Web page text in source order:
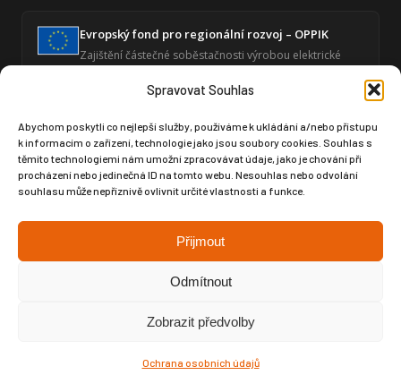
Spravovat Souhlas
Abychom poskytli co nejlepší služby, používáme k ukládání a/nebo přístupu
k informacím o zařízení, technologie jako jsou soubory cookies. Souhlas s
těmito technologiemi nám umožní zpracovávat údaje, jako je chování při
procházení nebo jedinečná ID na tomto webu. Nesouhlas nebo odvolání
souhlasu může nepříznivě ovlivnit určité vlastnosti a funkce.
Přijmout
Odmítnout
Zobrazit předvolby
Ochrana osobních údajů
Evropský fond pro regionální rozvoj – OPPIK
Zajištění částečné soběstačnosti výrobou elektrické
Zvýšení úrovně digitalizace – GLOBAL SPORT
ČUPA
Posílení digitální infrastruktury prostřednictvím
moderního softwaru pro produktový design a výrobní
dokumentaci.
Copyright © Weiron Dynamics, s.r.o. |Tvorba webových stránek